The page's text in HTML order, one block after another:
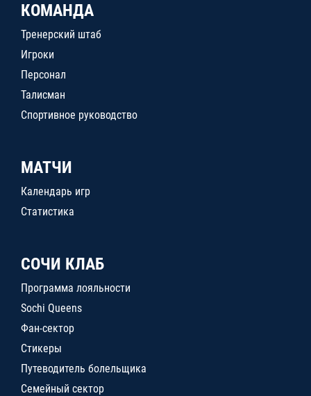
КОМАНДА
Тренерский штаб
Игроки
Персонал
Талисман
Спортивное руководство
МАТЧИ
Календарь игр
Статистика
СОЧИ КЛАБ
Программа лояльности
Sochi Queens
Фан-сектор
Стикеры
Путеводитель болельщика
Семейный сектор